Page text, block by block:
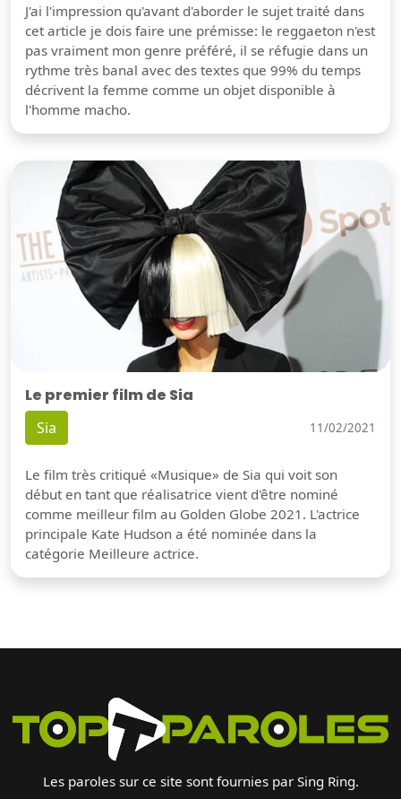
J'ai l'impression qu'avant d'aborder le sujet traité dans
cet article je dois faire une prémisse: le reggaeton n'est
pas vraiment mon genre préféré, il se réfugie dans un
rythme très banal avec des textes que 99% du temps
décrivent la femme comme un objet disponible à
l'homme macho.
Le premier film de Sia
Sia 11/02/2021
Le film très critiqué «Musique» de Sia qui voit son
début en tant que réalisatrice vient d'être nominé
comme meilleur film au Golden Globe 2021. L'actrice
principale Kate Hudson a été nominée dans la
catégorie Meilleure actrice.
Les paroles sur ce site sont fournies par Sing Ring.